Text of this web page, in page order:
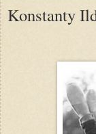
Konstanty